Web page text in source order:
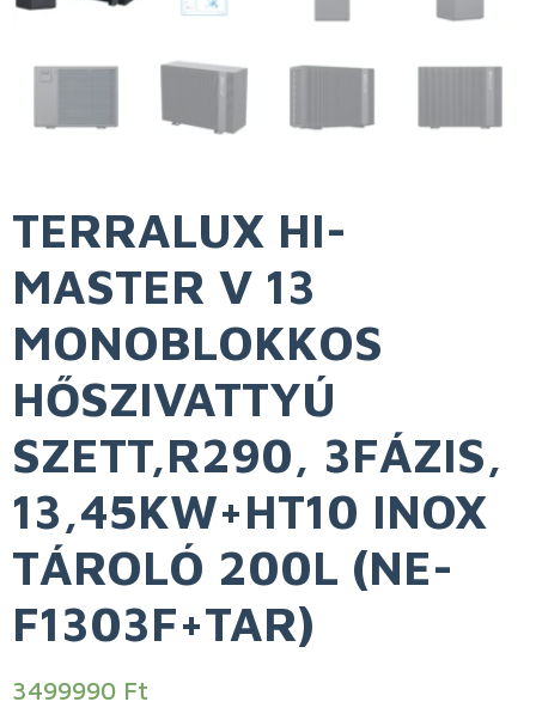
TERRALUX HI-
MASTER V 13
MONOBLOKKOS
HŐSZIVATTYÚ
SZETT,R290, 3FÁZIS,
13,45KW+HT10 INOX
TÁROLÓ 200L (NE-
F1303F+TAR)
3499990 Ft